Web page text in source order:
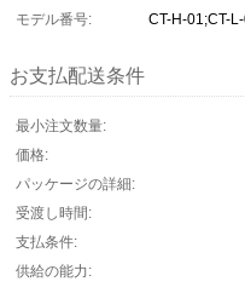
モデル番号:
CT-H-01;CT-
お支払配送条件
最小注文数量:
価格:
パッケージの詳細:
受渡し時間:
支払条件:
供給の能力: